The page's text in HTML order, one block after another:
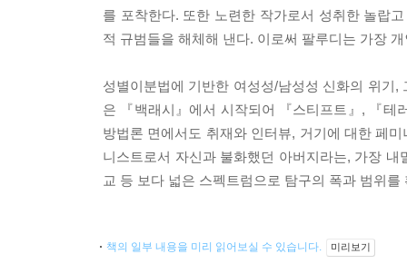
를 포착한다. 또한 노련한 작가로서 성취한 놀랍
적 규범들을 해체해 낸다. 이로써 팔루디는 가장
성별이분법에 기반한 여성성/남성성 신화의 위기,
은 『백래시』에서 시작되어 『스티프트』, 『테
방법론 면에서도 취재와 인터뷰, 거기에 대한 페
니스트로서 자신과 불화했던 아버지라는, 가장
교 등 보다 넓은 스펙트럼으로 탐구의 폭과 범위를
책의 일부 내용을 미리 읽어보실 수 있습니다. 미리보기